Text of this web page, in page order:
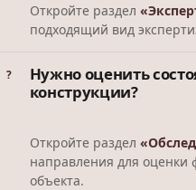
Откройте раздел
подходящий вид
Нужно оценить
конструкции?
Откройте раздел
направления для оценки
объекта.